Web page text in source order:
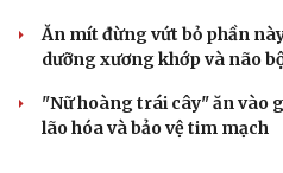
Ăn mít đừng vứt bỏ phần
dưỡng xương khớp và não
"Nữ hoàng trái cây" ăn vào
lão hóa và bảo vệ tim mạch